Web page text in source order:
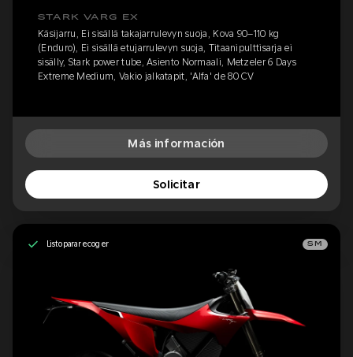
STARK VARG EX
Käsijarru, Ei sisällä takajarrulevyn suoja, Kova 90–110 kg
(Enduro), Ei sisällä etujarrulevyn suoja, Titaanipulttisarja ei
sisälly, Stark power tube, Asiento Normaali, Metzeler 6 Days
Extreme Medium, Vakio jalkatapit, 'Alfa' de 80 CV
Más información
Solicitar
Listo para recoger SM